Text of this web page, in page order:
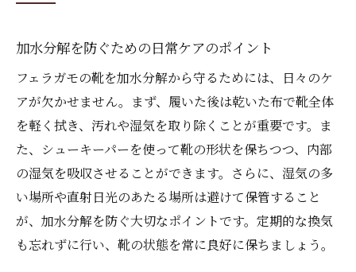
加水分解を防ぐための日常ケアのポイント
フェラガモの靴を加水分解から守るためには、日々のケ
アが欠かせません。まず、履いた後は乾いた布で靴全体
を軽く拭き、汚れや湿気を取り除くことが重要です。ま
た、シューキーパーを使って靴の形状を保ちつつ、内部
の湿気を吸収させることができます。さらに、湿気の多
い場所や直射日光のあたる場所は避けて保管すること
が、加水分解を防ぐ大切なポイントです。定期的な換気
も忘れずに行い、靴の状態を常に良好に保ちましょう。